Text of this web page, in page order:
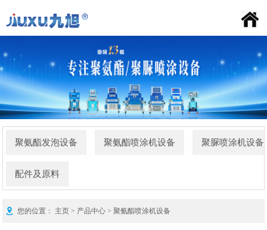
九旭首页
公司简介
产品中心
喷涂机百科
新闻资讯
施工案例
荣誉资质
联系我们
聚氨酯发泡设备 聚氨酯喷涂机设备 聚脲喷涂机设备
配件及原料
您的位置： 主页> 产品中心> 聚氨酯喷涂机设备